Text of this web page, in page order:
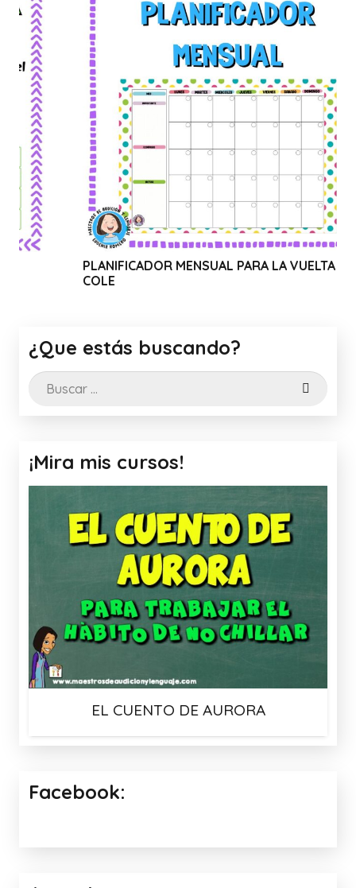
PLANIFICADOR MENSUAL PARA LA VUELTA AL
¿Que estás buscando?
Buscar:
¡Mira mis cursos!
EL CUENTO DE AURORA
Facebook: